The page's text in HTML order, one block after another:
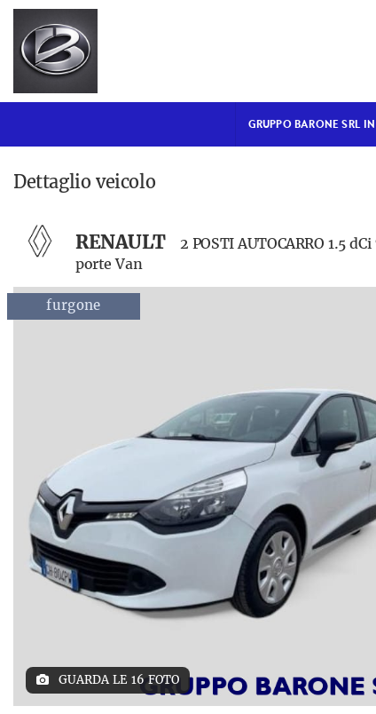
GRUPPO BARONE SRL
INIZIALE
VENDITA NUOVO
USATO DISPONIBILE
NOLEGGIO LUNGO
RICAMBI
GRUPPO BARONE SRL
Dettaglio veicolo
RENAULT
2 POSTI AUTOCARRO 1.5 dCi
porte Van
ordinabile
GUARDA LE 16 FOTO